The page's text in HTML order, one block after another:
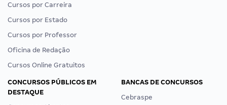
Cursos por Carreira
Cursos por Estado
Cursos por Professor
Oficina de Redação
Cursos Online Gratuitos
CONCURSOS PÚBLICOS EM
DESTAQUE
BANCAS DE CONCURSOS
Cebraspe